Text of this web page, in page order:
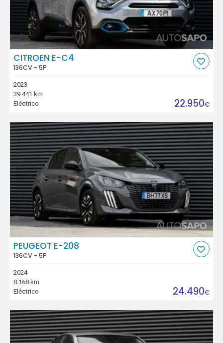
CITROEN E-C4
136CV - 5P
2023
39.441 km
Eléctrico
22.950€
PEUGEOT E-208
136CV - 5P
2024
8.168 km
Eléctrico
24.490€